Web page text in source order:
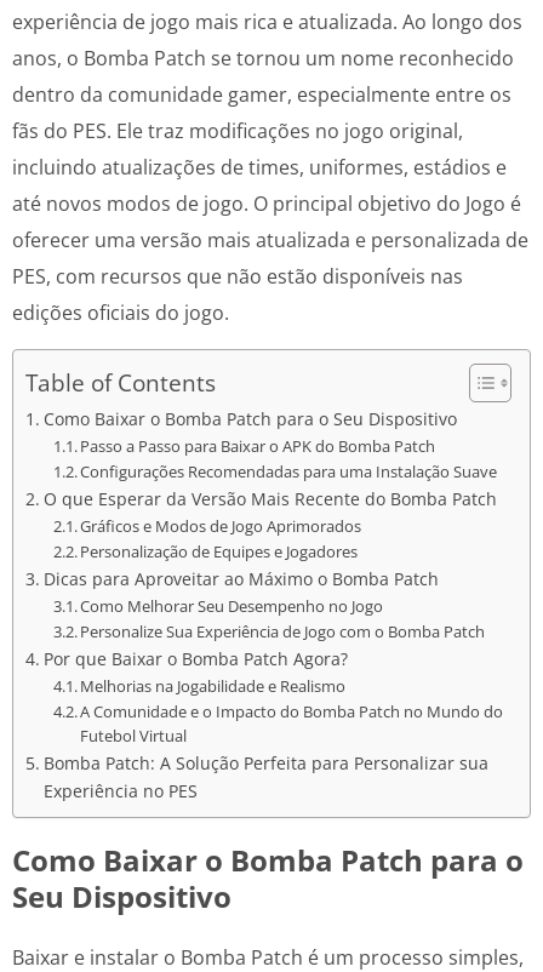
experiência de jogo mais rica e atualizada. Ao longo dos
anos, o Bomba Patch se tornou um nome reconhecido
dentro da comunidade gamer, especialmente entre os
fãs do PES. Ele traz modificações no jogo original,
incluindo atualizações de times, uniformes, estádios e
até novos modos de jogo. O principal objetivo do Jogo é
oferecer uma versão mais atualizada e personalizada de
PES, com recursos que não estão disponíveis nas
edições oficiais do jogo.
Table of Contents
Como Baixar o Bomba Patch para o Seu Dispositivo
Passo a Passo para Baixar o APK do Bomba Patch
Configurações Recomendadas para uma Instalação Suave
O que Esperar da Versão Mais Recente do Bomba Patch
Gráficos e Modos de Jogo Aprimorados
Personalização de Equipes e Jogadores
Dicas para Aproveitar ao Máximo o Bomba Patch
Como Melhorar Seu Desempenho no Jogo
Personalize Sua Experiência de Jogo com o Bomba Patch
Por que Baixar o Bomba Patch Agora?
Melhorias na Jogabilidade e Realismo
A Comunidade e o Impacto do Bomba Patch no Mundo do
Futebol Virtual
Bomba Patch: A Solução Perfeita para Personalizar sua
Experiência no PES
Como Baixar o Bomba Patch para o
Seu Dispositivo
Baixar e instalar o Bomba Patch é um processo simples,